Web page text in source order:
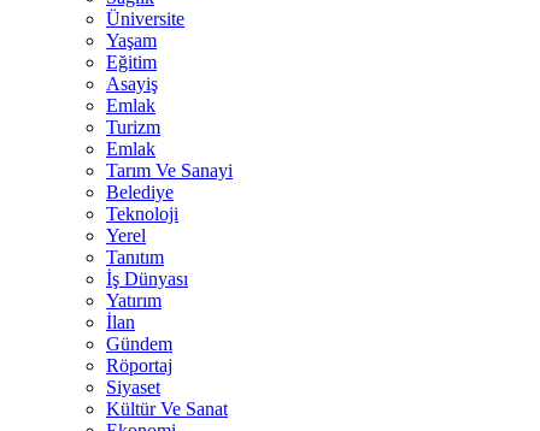
Üniversite
Yaşam
Eğitim
Asayiş
Emlak
Turizm
Emlak
Tarım Ve Sanayi
Belediye
Teknoloji
Yerel
Tanıtım
İş Dünyası
Yatırım
İlan
Gündem
Röportaj
Siyaset
Kültür Ve Sanat